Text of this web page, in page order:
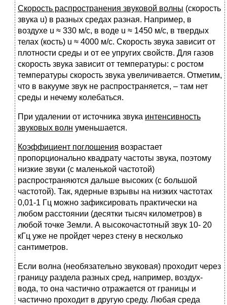
Скорость распространения звуковой волны (скорость
звука u) в разных средах разная. Например, в
воздухе u ≈ 330 м/с, в воде u ≈ 1450 м/с, в твердых
телах (кость) u ≈ 4000 м/с. Скорость звука зависит от
плотности среды и от ее упругих свойств. Для газов
скорость звука зависит от температуры: с ростом
температуры скорость звука увеличивается. Отметим,
что в вакууме звук не распространяется, – там нет
среды и нечему колебаться.
При удалении от источника звука интенсивность
звуковых волн уменьшается.
Коэффициент поглощения возрастает
пропорционально квадрату частоты звука, поэтому
низкие звуки (с маленькой частотой)
распространяются дальше высоких (с большой
частотой). Так, ядерные взрывы на низких частотах
0,01-1 Гц можно зафиксировать практически на
любом расстоянии (десятки тысяч километров) в
любой точке Земли. А высокочастотный звук 10- 20
кГц уже не пройдет через стену в несколько
сантиметров.
Если волна (необязательно звуковая) проходит через
границу раздела разных сред, например, воздух-
вода, то она частично отражается от границы и
частично проходит в другую среду. Любая среда